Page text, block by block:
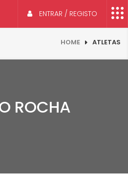
ENTRAR / REGISTO
HOME ATLETAS
ROCHA